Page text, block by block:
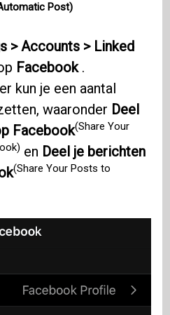
Post)
> Accounts > Linked
Facebook.
kun je een aantal
waaronder Deel
Facebook(Share Your
en Deel je berichten
(Share Your Posts to